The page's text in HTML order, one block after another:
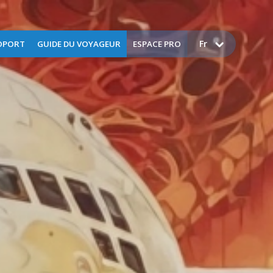
nous
GUIDE DU VOYAGEUR
FAQ
Assistance
Bagages
Consigne à bagages
Contrôles de surêté
Douanes
Enregistrement
Formalités & documents
Objets perdus - trouvés
Voyager avec des enfants
ESPACE PRO
Aérops
Catering
Demande d'assistance
Demande d'entrainement
Espace presse
Guide tarifaire
Tournages et prises de vues
commerciales
Autorisations d’Occupation
Temporaire
Marchés publics
Nos métiers
Fr